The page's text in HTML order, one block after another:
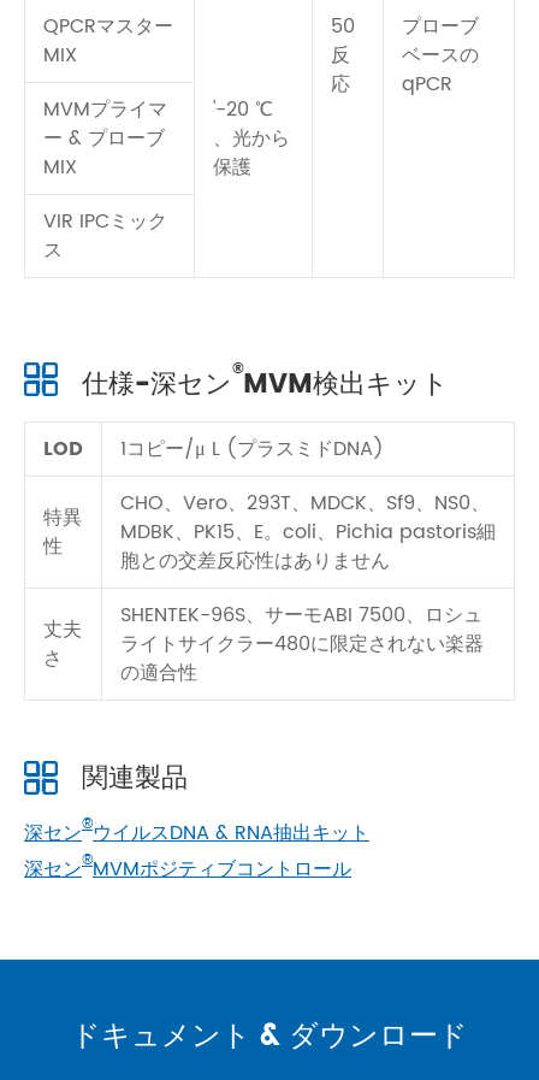
50
反
応
プローブ
ベースの
qPCR
QPCRマスター
MIX
'-20 ℃
、光から
保護
MVMプライマ
ー & プローブ
MIX
VIR IPCミック
ス
仕様-深セン®MVM検出キット
LOD 1コピー/μ L (プラスミドDNA)
特異
性
CHO、Vero、293T、MDCK、Sf9、NS0、
MDBK、PK15、E。coli、Pichia pastoris細
胞との交差反応性はありません
丈夫
さ
SHENTEK-96S、サーモABI 7500、ロシュ
ライトサイクラー480に限定されない楽器
の適合性
関連製品
深セン®ウイルスDNA & RNA抽出キット
深セン®MVMポジティブコントロール
ドキュメント & ダウンロード